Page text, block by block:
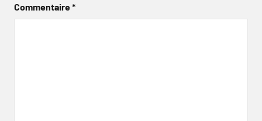
Commentaire*